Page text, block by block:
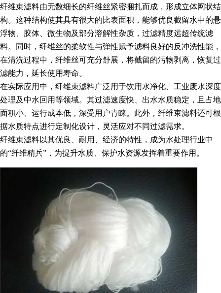
纤维束滤料由无数细长的纤维丝紧密捆扎而成，形成立体网状结
构。这种结构使其具有很大的比表面积，能够优良截留水中的悬
浮物、胶体、微生物及部分溶解性杂质，过滤精度远超传统滤
料。同时，纤维丝的柔软性与弹性赋予滤料良好的反冲洗性能，
在清洗过程中，纤维丝可充分舒展，将截留的污物剥离，恢复过
滤能力，延长使用寿命。
在实际应用中，纤维束滤料广泛用于饮用水净化、工业废水深度
处理及中水回用等领域。其过滤速度快、出水水质稳定，且占地
面积小、运行成本低，深受用户青睐。此外，纤维束滤料还可根
据水质特点进行定制化设计，灵活应对不同过滤需求。
纤维束滤料以其优良、耐用、经济的特性，成为水处理行业中
的“纤维精兵”，为提升水质、保护水资源发挥着重要作用。